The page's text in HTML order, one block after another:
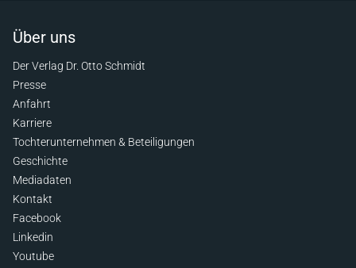
Über uns
Der Verlag Dr. Otto Schmidt
Presse
Anfahrt
Karriere
Tochterunternehmen & Beteiligungen
Geschichte
Mediadaten
Kontakt
Facebook
Linkedin
Youtube